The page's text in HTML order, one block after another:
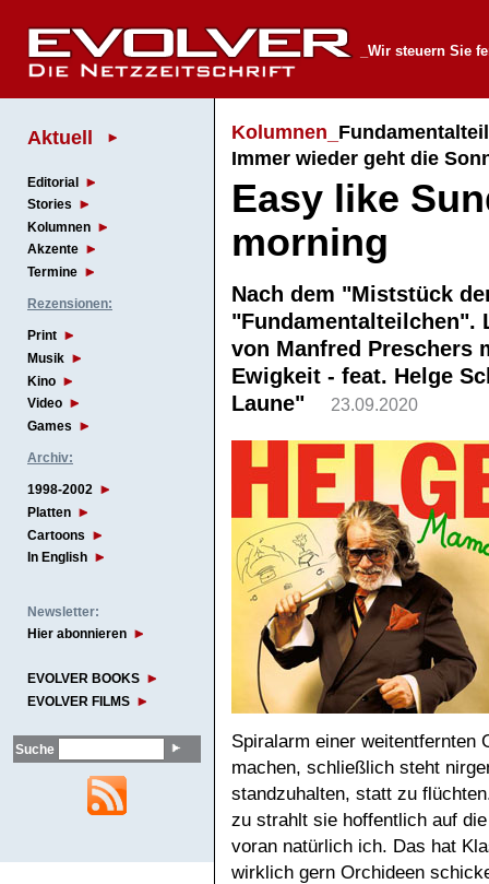
_Wir steuern Sie
Aktuell
Editorial
Stories
Kolumnen
Akzente
Termine
Rezensionen:
Print
Musik
Kino
Video
Games
Archiv:
1998-2002
Platten
Cartoons
In English
Newsletter:
Hier abonnieren
EVOLVER BOOKS
EVOLVER FILMS
Suche
Kolumnen_
Immer wieder geht die
Easy like
morning
Nach dem "Miststück
"Fundamentalteilchen".
von Manfred Preschers
Ewigkeit - feat. Helge
Laune"
23.09.2020
Spiralarm einer weitentfernten
machen, schließlich steht
standzuhalten, statt zu
zu strahlt sie hoffentlich auf
voran natürlich ich. Das hat
wirklich gern Orchideen